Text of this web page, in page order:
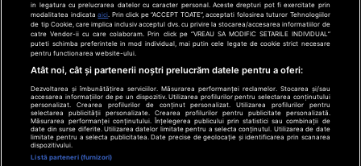
in legatura cu prelucrarea datelor cu caracter personal. Aceste drepturi pot fi exercitate prin
modalitatea indicataaici. Prin click pe “ACCEPT TOATE”, acceptati folosirea tuturor Tehnologiilor
de tip Cookie, care implica inclusiv acceptul dvs. cu privire la stocarea/accesarea informatiilor de
catre Vendor-ii cu care colaboram. Prin click pe “VREAU SA MODIFIC SETARILE INDIVIDUAL”
puteti schimba preferintele in mod individual, mai putin cele legate de cookie strict necesare
pentru functionarea website-ului.
Atât noi, cât și partenerii noștri prelucrăm datele pentru a oferi:
Dezvoltarea și îmbunătățirea serviciilor. Măsurarea performanței reclamelor. Stocarea și/sau
accesarea informațiilor de pe un dispozitiv. Utilizarea profilurilor pentru selectarea conținutului
personalizat. Crearea profilurilor de conținut personalizat. Utilizarea profilurilor pentru
selectarea publicității personalizate. Crearea profilurilor pentru publicitate personalizată.
Măsurarea performanței conținutului. Înțelegerea publicului prin statistici sau combinații de
date din surse diferite. Utilizarea datelor limitate pentru a selecta conținutul. Utilizarea de date
limitate pentru a selecta publicitatea. Date precise de geolocație și identificarea prin scanarea
dispozitivului.
Listă parteneri (furnizori)